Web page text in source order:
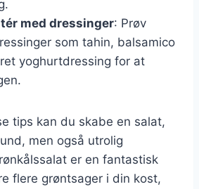
med dressinger: Prøv
som tahin, balsamico
yoghurtdressing for at
tips kan du skabe en salat,
men også utrolig
er en fantastisk
flere grøntsager i din kost,